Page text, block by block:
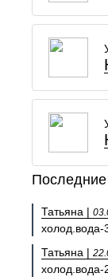
Татьяна |
холод.вода-
Татьяна |
холод.вода-